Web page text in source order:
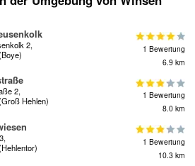
2,
1 Bewertung
6.9 km
2,
Hehlen)
1 Bewertung
8.0 km
1 Bewertung
10.3 km